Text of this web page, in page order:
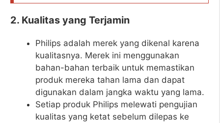
2. Kualitas yang Terjamin
Philips adalah merek yang dikenal karena
kualitasnya. Merek ini menggunakan
bahan-bahan terbaik untuk memastikan
produk mereka tahan lama dan dapat
digunakan dalam jangka waktu yang lama.
Setiap produk Philips melewati pengujian
kualitas yang ketat sebelum dilepas ke